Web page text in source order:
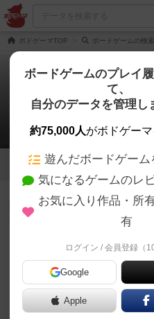
ボドゲーマTOP ボードゲームの検索
マッド
1件の
2 1
79名
少女役の正体と
きます。もし邪
おき多数の探索
つ、探索者の１
るような動きを
（Oguland）
ボードゲームのプレイ
て、
自分のデータを管理し
約75,000人がボドゲーマ
遊んだボードゲーム
気になるゲームのレ
お気に入り作品・所
有
ログイン / 会員登録（10
Google
Apple